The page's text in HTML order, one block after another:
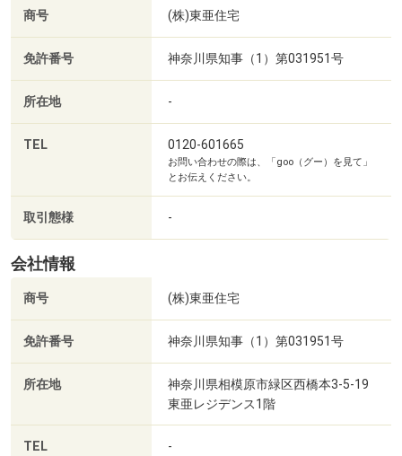
分）
■【幼稚園・保育園】ふじ乳児保育園分園ふじ（約357m・
徒歩5分）
■【幼稚園・保育園】ふじ乳児保育園（約395m・徒歩5
分）
■【幼稚園・保育園】認定こども園星が丘幼稚園（約
756m・徒歩10分）
■【病院】医療法人社団明和会中村病院（約1127m・徒歩
■【病院】医療法人社団葵会AOI湘北病院（約1751m・徒歩
22分）
■【郵便局】上溝郵便局（約572m・徒歩8分）
■【郵便局】相模原横山郵便局（約1354m・徒歩17分）
■【銀行】きらぼし銀行上溝支店（約384m・徒歩5分）
■【銀行】横浜銀行上溝支店（約467m・徒歩6分）
分）
■【公園】千代田緑道（約1229m・徒歩16分）
・何から始めて良いのかわからない。
・実際の家の大きさを見てみたい。
・新築のイメージが湧かない・・・。
などなど、まずはお気軽にご相談ください。
○●○お問い合わせについて○●○
物件資料が欲しいという方はオレンジの
※ご予算、ご希望のエリア等お伝えいただけると
クリックしてください。
商号 (株)東亜住宅
免許番号 神奈川県知事（1）第031951号
所在地 -
TEL 0120-601665
お問い合わせの際は、「goo（グー）を見て」
とお伝えください。
取引態様 -
会社情報
商号 (株)東亜住宅
免許番号 神奈川県知事（1）第031951号
所在地
神奈川県相模原市緑区西橋本3-5-19
東亜レジデンス1階
TEL -